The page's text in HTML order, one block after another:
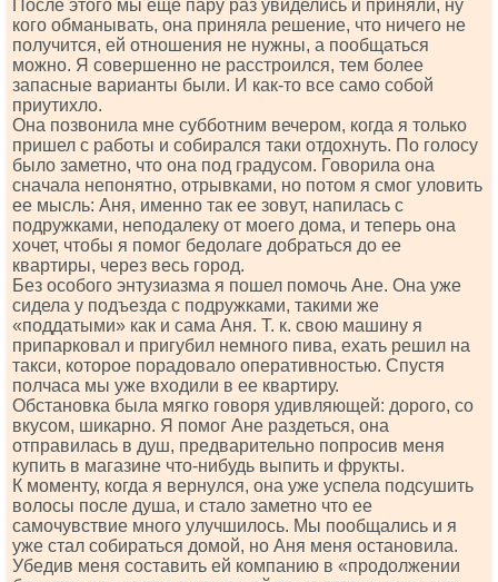
После этого мы еще пару раз увиделись и приняли, ну
кого обманывать, она приняла решение, что ничего не
получится, ей отношения не нужны, а пообщаться
можно. Я совершенно не расстроился, тем более
запасные варианты были. И как-то все само собой
приутихло.
Она позвонила мне субботним вечером, когда я только
пришел с работы и собирался таки отдохнуть. По голосу
было заметно, что она под градусом. Говорила она
сначала непонятно, отрывками, но потом я смог уловить
ее мысль: Аня, именно так ее зовут, напилась с
подружками, неподалеку от моего дома, и теперь она
хочет, чтобы я помог бедолаге добраться до ее
квартиры, через весь город.
Без особого энтузиазма я пошел помочь Ане. Она уже
сидела у подъезда с подружками, такими же
«поддатыми» как и сама Аня. Т. к. свою машину я
припарковал и пригубил немного пива, ехать решил на
такси, которое порадовало оперативностью. Спустя
полчаса мы уже входили в ее квартиру.
Обстановка была мягко говоря удивляющей: дорого, со
вкусом, шикарно. Я помог Ане раздеться, она
отправилась в душ, предварительно попросив меня
купить в магазине что-нибудь выпить и фрукты.
К моменту, когда я вернулся, она уже успела подсушить
волосы после душа, и стало заметно что ее
самочувствие много улучшилось. Мы пообщались и я
уже стал собираться домой, но Аня меня остановила.
Убедив меня составить ей компанию в «продолжении